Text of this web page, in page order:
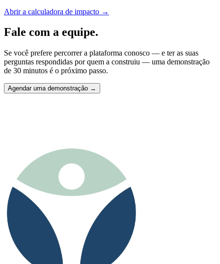
Abrir a calculadora de impacto →
Fale com a equipe.
Se você prefere percorrer a plataforma conosco — e ter as suas
perguntas respondidas por quem a construiu — uma demonstração
de 30 minutos é o próximo passo.
Agendar uma demonstração →